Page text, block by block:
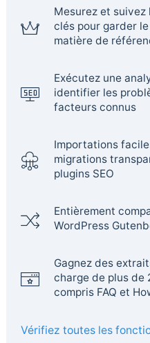
Mesurez et
clés pour garder
matière de
Exécutez une
identifier les
facteurs connus
Importations
migrations
plugins SEO
Entièrement
WordPress
Gagnez des
charge de plus de
compris FAQ et
Vérifiez toutes les